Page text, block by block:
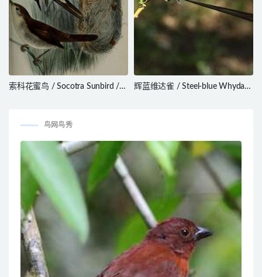
索科花蜜鸟 / Socotra Sunbird /
辉蓝维达雀 / Steel-blue Whydah
鸟网鸟秀